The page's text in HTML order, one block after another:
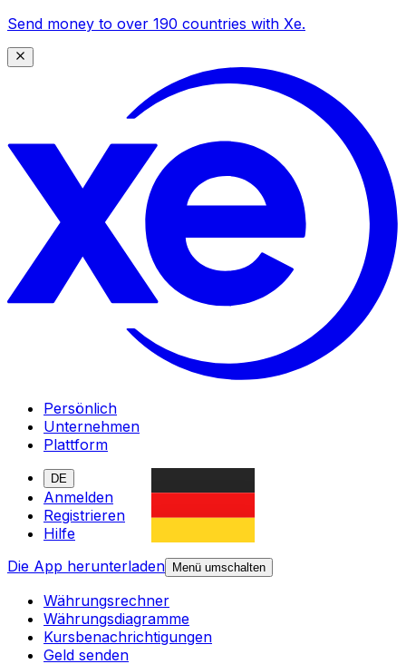
Send money to over 190 countries with Xe.
Persönlich
Unternehmen
Plattform
DE
Anmelden
Registrieren
Hilfe
Die App herunterladen
Menü umschalten
Währungsrechner
Währungsdiagramme
Kursbenachrichtigungen
Geld senden